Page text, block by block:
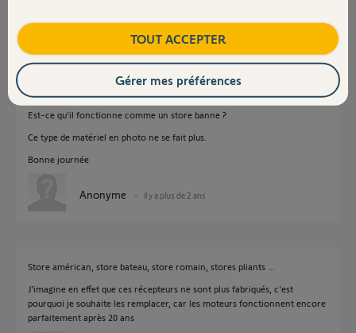
Réponses
C'est quoi un store américain ?
Est-ce qu'il fonctionne comme un store banne ?
Ce type de matériel en photo ne se fait plus.
Bonne journée
Anonyme il y a plus de 2 ans
Store américan, store bateau, store romain, stores pliants ...
J'imagine en effet que ces récepteurs ne sont plus fabriqués, c'est
pourquoi je souhaite les remplacer, car les moteurs fonctionnent encore
parfaitement après 20 ans
TOUT ACCEPTER
Gérer mes préférences